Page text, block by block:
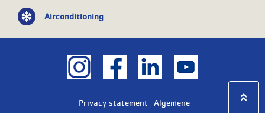
Airconditioning
Privacy statement
Algemene